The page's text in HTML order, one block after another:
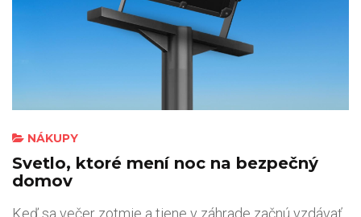
NÁKUPY
Svetlo, ktoré mení noc na bezpečný
domov
Keď sa večer zotmie a tiene v záhrade začnú vzdávať